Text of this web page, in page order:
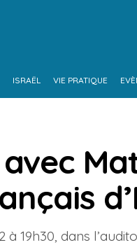
ISRAËL VIE PRATIQUE
19h30, dans